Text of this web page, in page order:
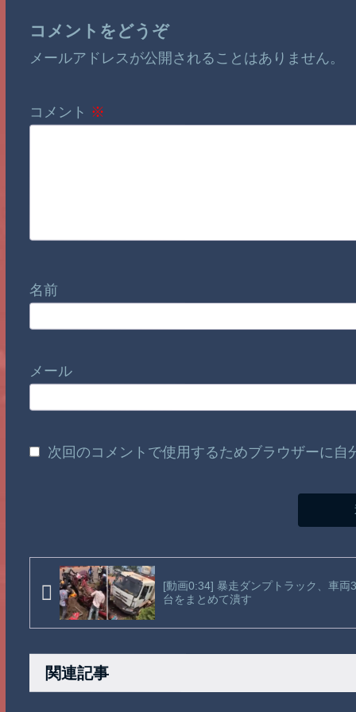
コメントをどうぞ
メールアドレスが公開されることはありません。
コメント ※
名前
メール
次回のコメントで使用するためブラウザーに
[動画0:34] 暴走ダンプトラック、車両3
台をまとめて潰す
関連記事